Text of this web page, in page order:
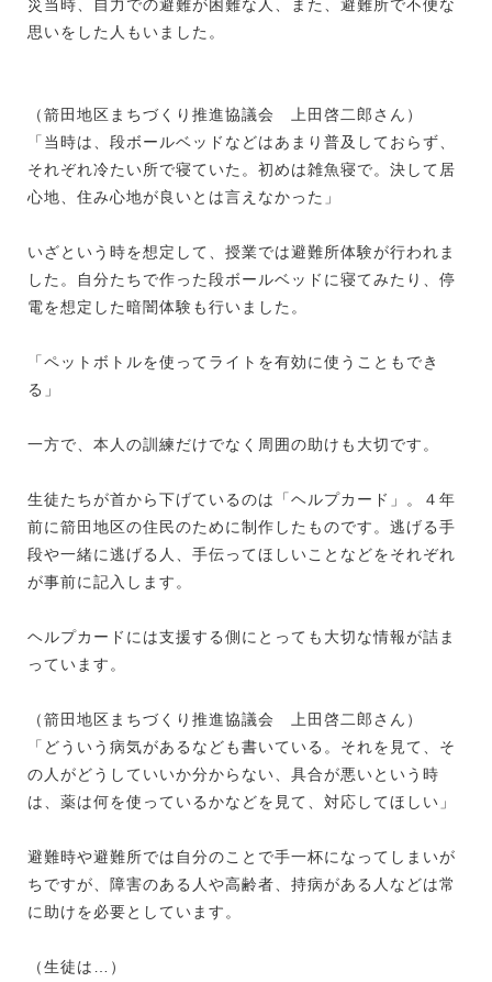
災当時、自力での避難が困難な人、また、避難所で不便な
思いをした人もいました。
（箭田地区まちづくり推進協議会 上田啓二郎さん）
「当時は、段ボールベッドなどはあまり普及しておらず、
それぞれ冷たい所で寝ていた。初めは雑魚寝で。決して居
心地、住み心地が良いとは言えなかった」
いざという時を想定して、授業では避難所体験が行われま
した。自分たちで作った段ボールベッドに寝てみたり、停
電を想定した暗闇体験も行いました。
「ペットボトルを使ってライトを有効に使うこともでき
る」
一方で、本人の訓練だけでなく周囲の助けも大切です。
生徒たちが首から下げているのは「ヘルプカード」。４年
前に箭田地区の住民のために制作したものです。逃げる手
段や一緒に逃げる人、手伝ってほしいことなどをそれぞれ
が事前に記入します。
ヘルプカードには支援する側にとっても大切な情報が詰ま
っています。
（箭田地区まちづくり推進協議会 上田啓二郎さん）
「どういう病気があるなども書いている。それを見て、そ
の人がどうしていいか分からない、具合が悪いという時
は、薬は何を使っているかなどを見て、対応してほしい」
避難時や避難所では自分のことで手一杯になってしまいが
ちですが、障害のある人や高齢者、持病がある人などは常
に助けを必要としています。
（生徒は…）